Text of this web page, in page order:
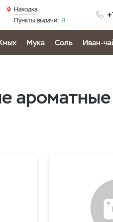
Находка
Пункты выдачи: 8
Мука Соль Иван-